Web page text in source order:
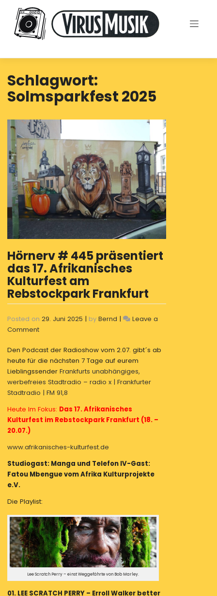
content
Schlagwort:
Solmsparkfest 2025
Hörnerv # 445 präsentiert
das 17. Afrikanisches
Kulturfest am
Rebstockpark Frankfurt
Posted on 29. Juni 2025 | by Bernd |
Leave a
Commenton
#
445
präsentiert
das
17.
Kulturfest
Frankfurt
Den Podcast der Radioshow vom 2.07. gibt´s ab
heute für die nächsten 7 Tage auf eurem
Lieblingssender Frankfurts unabhängiges,
werbefreies Stadtradio – radio x | Frankfurter
Stadtradio | FM 91,8
Heute Im Fokus: Das 17. Afrikanisches
Kulturfest im Rebstockpark Frankfurt (18. –
20.07.)
www.afrikanisches-kulturfest.de
Studiogast: Manga und Telefon IV-Gast:
Fatou Mbengue vom Afrika Kulturprojekte
e.V.
Die Playlist:
Lee Scratch Perry – einst Weggefährte von Bob Marley.
01. LEE SCRATCH PERRY – Erroll Walker better